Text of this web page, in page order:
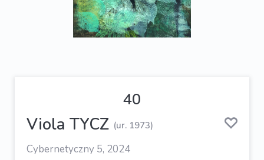
40
Viola TYCZ (ur. 1973)
Cybernetyczny 5, 2024